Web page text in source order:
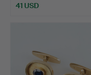
41 USD